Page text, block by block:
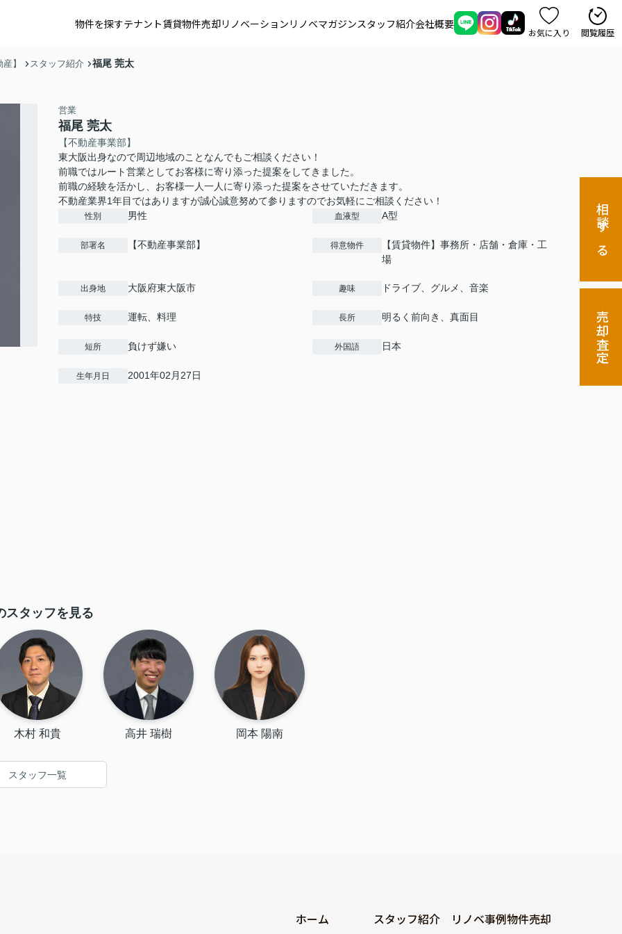
物件を探すテナント賃貸物件売却リノベーション リノベマガジンスタッフ紹介会社概要
お気に入り 閲覧履歴
相談する
売却査定
】 スタッフ紹介 福尾 莞太
営業
福尾 莞太
【不動産事業部】
東大阪出身なので周辺地域のことなんでもご相談ください！
前職ではルート営業としてお客様に寄り添った提案をしてきました。
前職の経験を活かし、お客様一人一人に寄り添った提案をさせていただきます。
不動産業界1年目ではありますが誠心誠意努めて参りますのでお気軽にご相談ください！
性別 男性 血液型 A型
部署名 【不動産事業部】 得意物件
【賃貸物件】事務所・店舗・倉庫・工
場
出身地 大阪府東大阪市 趣味 ドライブ、グルメ、音楽
特技 運転、料理 長所 明るく前向き、真面目
短所 負けず嫌い 外国語 日本
生年月日 2001年02月27日
スタッフを見る
木村 和貴 高井 瑞樹 岡本 陽南
スタッフ一覧
ホーム スタッフ紹介 リノベ事例物件売却